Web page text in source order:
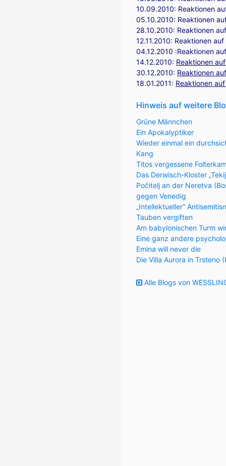
10.09.2010: Reaktionen
05.10.2010: Reaktionen
28.10.2010: Reaktionen
12.11.2010: Reaktionen
04.12.2010 :Reaktionen
14.12.2010: Reaktionen
30.12.2010: Reaktionen
18.01.2011: Reaktionen
Hinweis auf weitere
Grüne Männchen
Ein Apokalyptiker
Wieder einmal ein
Kang
Titos vergessene
Das Derwisch-Kloster
Počitelj an der Neretva
gegen Venedig
„Intellektueller“
Tauben vergiften
Am babylonischen Turm
Eine ganz andere
Emina will never die
Die Villa Aurora in Trsteno
Alle Blogs von